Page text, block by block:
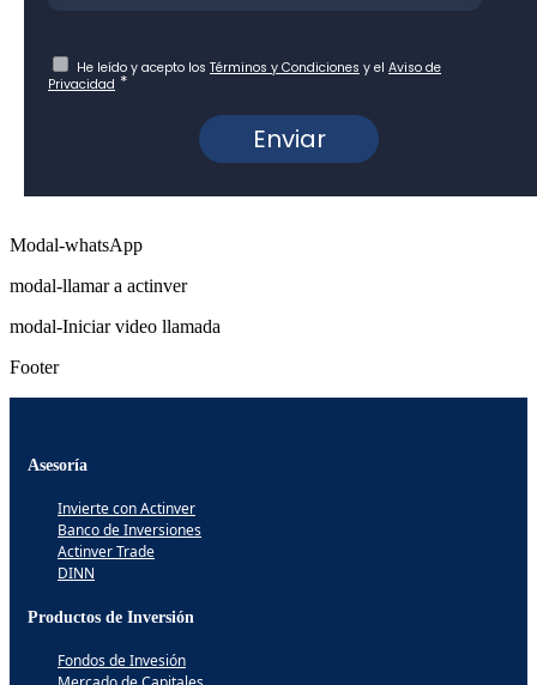
Modal-whatsApp
modal-llamar a actinver
modal-Iniciar video llamada
Footer
Asesoría
Invierte con Actinver
Banco de Inversiones
Actinver Trade
DINN
Productos de Inversión
Fondos de Invesión